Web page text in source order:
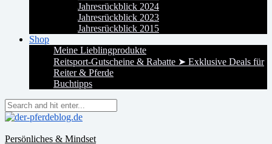
Jahresrückblick 2024
Jahresrückblick 2023
Jahresrückblick 2015
Shop
Meine Lieblingprodukte
Reitsport-Gutscheine & Rabatte ➤ Exklusive Deals für
Reiter & Pferde
Buchtipps
Persönliches & Mindset